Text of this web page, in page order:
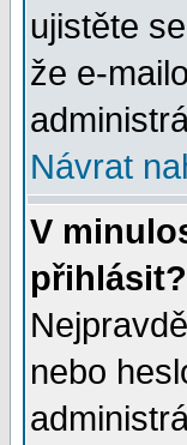
ujistěte
že e-
Návrat
V
nebo